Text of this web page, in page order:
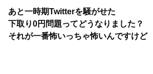
あと一時期Twitterを騒がせた
下取り0円問題ってどうなりました？
それが一番怖いっちゃ怖いんですけど